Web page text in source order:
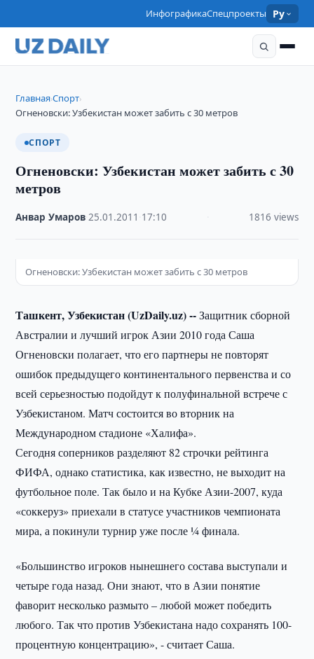
ИнфографикаСпецпроекты Ру
Главная›Спорт›
Огненовски: Узбекистан может забить с 30 метров
СПОРТ
Огненовски: Узбекистан может забить с 30
метров
Анвар Умаров ·25.01.2011 17:10 1816 views
Огненовски: Узбекистан может забить с 30 метров
Ташкент, Узбекистан (UzDaily.uz) --Защитник сборной
Австралии и лучший игрок Азии 2010 года Саша
Огненовски полагает, что его партнеры не повторят
ошибок предыдущего континентального первенства и со
всей серьезностью подойдут к полуфинальной встрече с
Узбекистаном. Матч состоится во вторник на
Международном стадионе «Халифа».
Сегодня соперников разделяют 82 строчки рейтинга
ФИФА, однако статистика, как известно, не выходит на
футбольное поле. Так было и на Кубке Азии-2007, куда
«соккеруз» приехали в статусе участников чемпионата
мира, а покинули турнир уже после ¼ финала.
«Большинство игроков нынешнего состава выступали и
четыре года назад. Они знают, что в Азии понятие
фаворит несколько размыто – любой может победить
любого. Так что против Узбекистана надо сохранять 100-
процентную концентрацию», - считает Саша.